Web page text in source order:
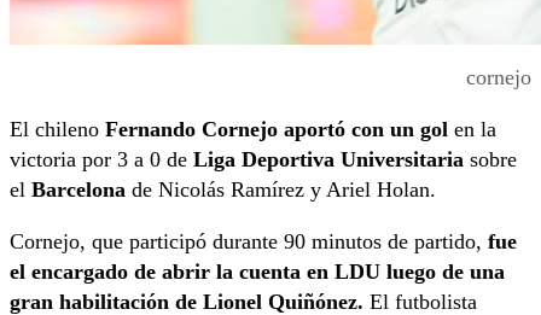
cornejo
El chileno Fernando Cornejo aportó con un gol en la
victoria por 3 a 0 de Liga Deportiva Universitaria sobre
el Barcelona de Nicolás Ramírez y Ariel Holan.
Cornejo, que participó durante 90 minutos de partido, fue
el encargado de abrir la cuenta en LDU luego de una
gran habilitación de Lionel Quiñónez. El futbolista